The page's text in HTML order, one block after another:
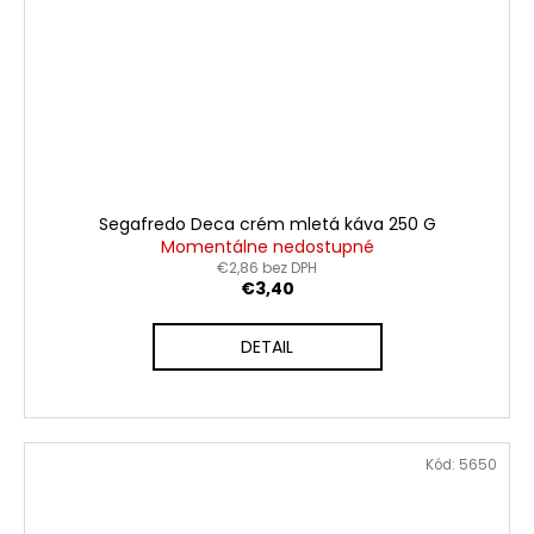
Segafredo Deca crém mletá káva 250 G
Momentálne nedostupné
€2,86 bez DPH
€3,40
DETAIL
Kód: 5650